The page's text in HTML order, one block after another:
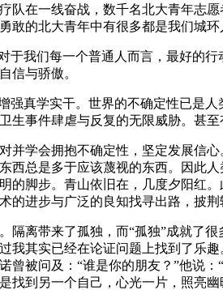
队在一线奋战，数千名北大青年志
敢的北大青年中有很多都是我们城
于我们每一个普通人而言，最好的
信与骄傲。
强真学实干。世界的不确定性已是
生事件肆虐与反复的无限威胁。甚
并学会拥抱不确定性，坚定发展信
西总是多于应该蔑视的东西。因此
的脚步。青山依旧在，几度夕阳红
的进步与广泛的良知找寻出路，披荆
隔离带来了孤独，而“孤独”成就了
其实已经在论证问题上找到了乐
曾被问及：“谁是你的朋友？”他说
找到另一个自己，心光一片，照亮